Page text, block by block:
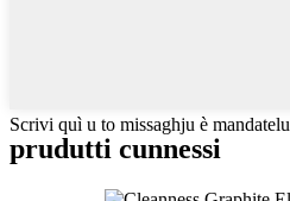
Scrivi quì u to missaghju è mandatelu
prudutti cunnessi